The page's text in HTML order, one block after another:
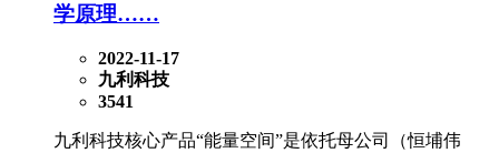
学原理……
2022-11-17
九利科技
3541
九利科技核心产品“能量空间”是依托母公司（恒埔伟